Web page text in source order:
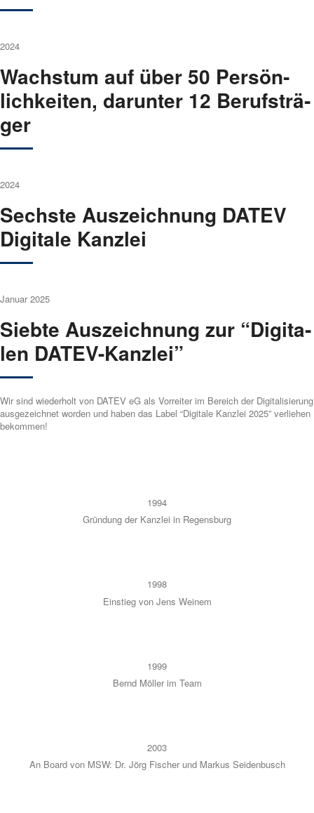
2024
Wachs­tum auf über 50 Per­sön­
lich­kei­ten, dar­un­ter 12 Berufs­trä­
ger
2024
Sechs­te Aus­zeich­nung DATEV
Digi­ta­le Kanz­lei
Janu­ar 2025
Sieb­te Aus­zeich­nung zur “Digi­ta­
len DATEV-Kanz­lei”
Wir sind wie­der­holt von DATEV eG als Vor­rei­ter im Bereich der Digi­ta­li­sie­rung
aus­ge­zeich­net wor­den und haben das Label “Digi­ta­le Kanz­lei 2025” ver­lie­hen
bekom­men!
1994
Grün­dung der Kanz­lei in Regens­burg
1998
Ein­stieg von Jens Wei­nem
1999
Bernd Möl­ler im Team
2003
An Board von MSW: Dr. Jörg Fischer und Mar­kus Sei­den­busch